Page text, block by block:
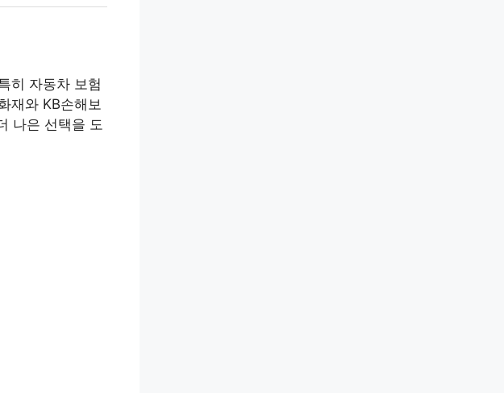
히 자동차 보험
재와 KB손해보
나은 선택을 도